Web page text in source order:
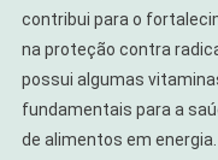
contribui para o
na proteção contra
possui algumas
fundamentais para a
de alimentos em energia.